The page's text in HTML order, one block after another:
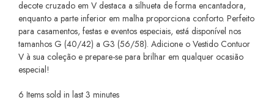
decote cruzado em V destaca a silhueta de forma encantadora,
enquanto a parte inferior em malha proporciona conforto. Perfeito
para casamentos, festas e eventos especiais, está disponível nos
tamanhos G (40/42) a G3 (56/58). Adicione o Vestido Contuor
V à sua coleção e prepare-se para brilhar em qualquer ocasião
especial!
6 Items sold in last 3 minutes